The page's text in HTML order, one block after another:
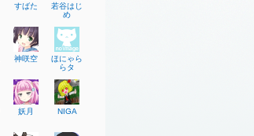
すばた
若谷はじ
め
神咲空
ほにゃら
らタ
妖月 NIGA